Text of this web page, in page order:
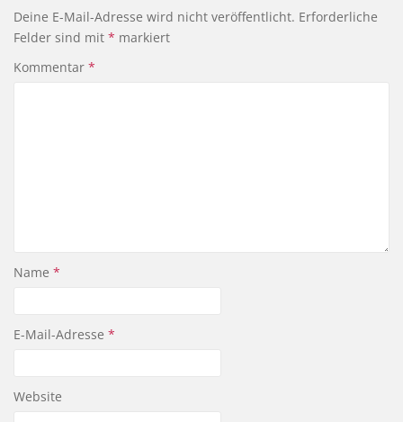
Deine E-Mail-Adresse wird nicht veröffentlicht. Erforderliche
Felder sind mit * markiert
Kommentar *
Name *
E-Mail-Adresse *
Website